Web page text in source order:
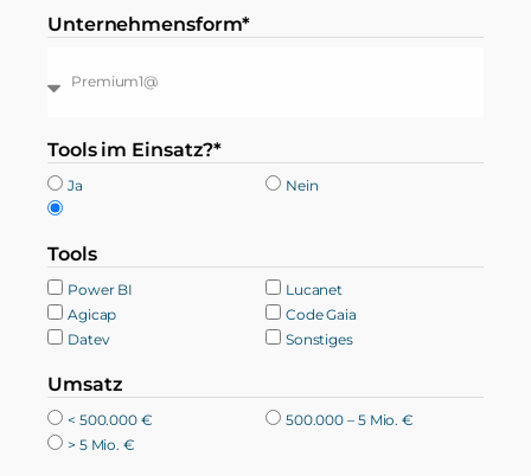
Unternehmensform*
Tools im Einsatz?*
Ja Nein
Tools
Power BI
Lucanet
Agicap
Code Gaia
Datev
Sonstiges
Umsatz
< 500.000 €
500.000 – 5 Mio. €
> 5 Mio. €